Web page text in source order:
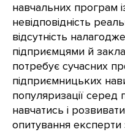
навчальних програм
невідповідність
відсутність
підприємцями й
потребує сучасних
підприємницьких
популяризації серед
навчатись і
опитування експерти